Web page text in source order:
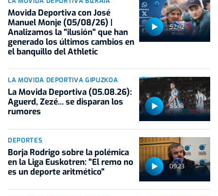
52:42
Movida Deportiva con José
Manuel Monje (05/08/26) |
Analizamos la "ilusión" que han
generado los últimos cambios en
el banquillo del Athletic
55:18
LA MOVIDA DEPORTIVA GIPUZKOA
La Movida Deportiva (05.08.26):
Aguerd, Zezé... se disparan los
rumores
09:23
DEPORTES
Borja Rodrigo sobre la polémica
en la Liga Euskotren: "El remo no
es un deporte aritmético"